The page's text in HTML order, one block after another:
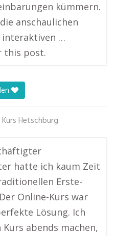
kümmern.
anschaulichen
interaktiven …
this post.
Hetschburg
hatte ich kaum Zeit
Erste-
Online-Kurs war
Lösung. Ich
abends machen,